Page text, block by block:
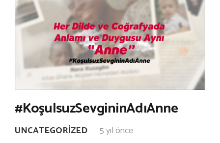
#KoşulsuzSevgininAdıAnne
UNCATEGORIZED 5 yıl önce